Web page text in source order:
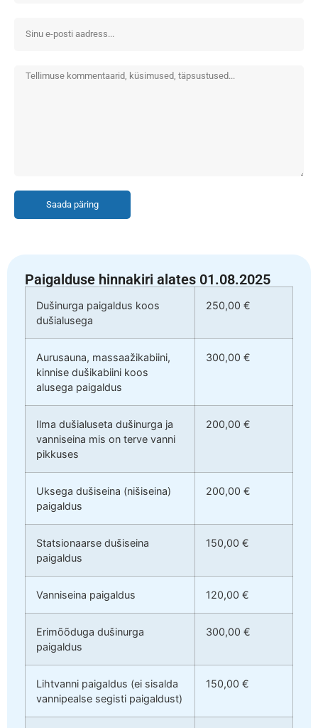
Saada päring
Paigalduse hinnakiri alates 01.08.2025
Dušinurga paigaldus koos
dušialusega
250,00 €
Aurusauna, massaažikabiini,
kinnise dušikabiini koos
alusega paigaldus
300,00 €
Ilma dušialuseta dušinurga ja
vanniseina mis on terve vanni
pikkuses
200,00 €
Uksega dušiseina (nišiseina)
paigaldus
200,00 €
Statsionaarse dušiseina
paigaldus
150,00 €
Vanniseina paigaldus 120,00 €
Erimõõduga dušinurga
paigaldus
300,00 €
Lihtvanni paigaldus (ei sisalda
vannipealse segisti paigaldust)
150,00 €